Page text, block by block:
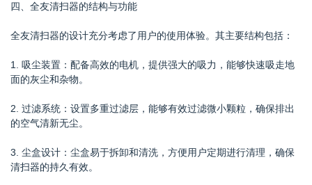
四、全友清扫器的结构与功能
全友清扫器的设计充分考虑了用户的使用体验。其主要结构包括：
1. 吸尘装置：配备高效的电机，提供强大的吸力，能够快速吸走地
面的灰尘和杂物。
2. 过滤系统：设置多重过滤层，能够有效过滤微小颗粒，确保排出
的空气清新无尘。
3. 尘盒设计：尘盒易于拆卸和清洗，方便用户定期进行清理，确保
清扫器的持久有效。